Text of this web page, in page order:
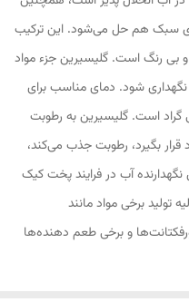
سبک هم حل می‌شود. این ترکیب
بی رنگ است. گلیسیرین جزء مواد
شود. دمای مناسب برای
2 تا 8 درجه سانتی گراد است. گلیسیرین به رطوبت
بگیرد، رطوبت جذب می‌کند،
آب در فرایند پخت کیک
تولید برخی مواد مانند
و برخی طعم دهنده‌ها